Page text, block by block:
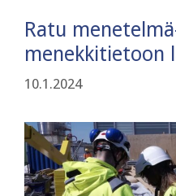
Ratu
menekkitietoon
10.1.2024